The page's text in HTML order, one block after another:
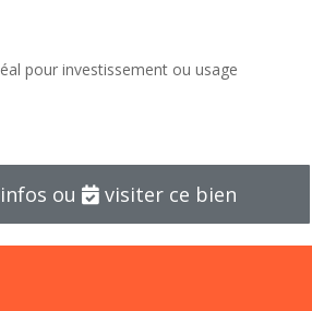
pour investissement ou usage
ou visiter ce bien